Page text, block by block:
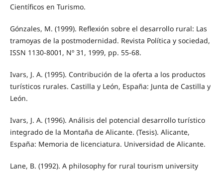
Científicos en Turismo.
Gónzales, M. (1999). Reflexión sobre el desarrollo rural: Las
tramoyas de la postmodernidad. Revista Política y sociedad,
ISSN 1130-8001, Nº 31, 1999, pp. 55-68.
Ivars, J. A. (1995). Contribución de la oferta a los productos
turísticos rurales. Castilla y León, España: Junta de Castilla y
León.
Ivars, J. A. (1996). Análisis del potencial desarrollo turístico
integrado de la Montaña de Alicante. (Tesis). Alicante,
España: Memoria de licenciatura. Universidad de Alicante.
Lane, B. (1992). A philosophy for rural tourism university